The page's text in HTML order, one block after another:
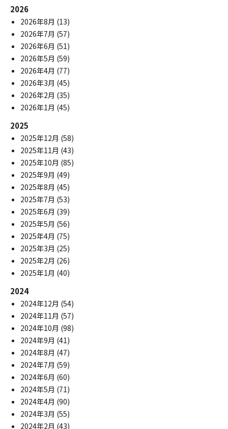
2026
2026年8月 (13)
2026年7月 (57)
2026年6月 (51)
2026年5月 (59)
2026年4月 (77)
2026年3月 (45)
2026年2月 (35)
2026年1月 (45)
2025
2025年12月 (58)
2025年11月 (43)
2025年10月 (85)
2025年9月 (49)
2025年8月 (45)
2025年7月 (53)
2025年6月 (39)
2025年5月 (56)
2025年4月 (75)
2025年3月 (25)
2025年2月 (26)
2025年1月 (40)
2024
2024年12月 (54)
2024年11月 (57)
2024年10月 (98)
2024年9月 (41)
2024年8月 (47)
2024年7月 (59)
2024年6月 (60)
2024年5月 (71)
2024年4月 (90)
2024年3月 (55)
2024年2月 (43)